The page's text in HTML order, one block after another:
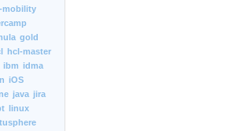
mobility
gold
hcl-master
ibm idma
iOS
java jira
linux